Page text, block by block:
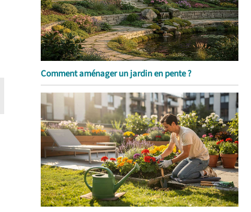
Comment aménager un jardin en pente ?